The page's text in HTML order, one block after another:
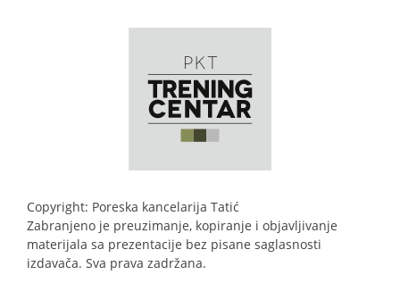
Copyright: Poreska kancelarija Tatić
Zabranjeno je preuzimanje, kopiranje i objavljivanje
materijala sa prezentacije bez pisane saglasnosti
izdavača. Sva prava zadržana.